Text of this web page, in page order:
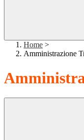
Home >
Amministrazione